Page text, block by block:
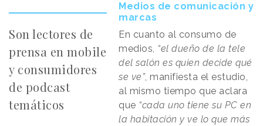
Son lectores de
prensa en mobile
y consumidores
de podcast
temáticos
Medios de comunicación y
marcas
En cuanto al consumo de
medios, “el dueño de la tele
del salón es quien decide qué
se ve”, manifiesta el estudio,
al mismo tiempo que aclara
que “cada uno tiene su PC en
la habitación y ve lo que más